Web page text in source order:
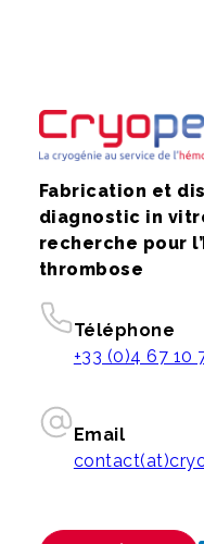
Fabrication et
diagnostic in
recherche pour
thrombose
Téléphone
+33 (0)4 67 10
Email